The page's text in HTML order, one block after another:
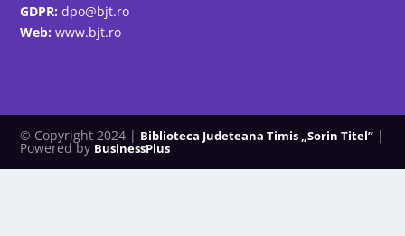
GDPR: dpo@bjt.ro
Web: www.bjt.ro
© Copyright 2024 | Biblioteca Judeteana Timis „Sorin Titel” |
Powered by BusinessPlus